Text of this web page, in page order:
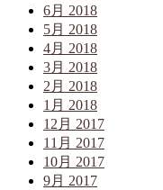
6月 2018
5月 2018
4月 2018
3月 2018
2月 2018
1月 2018
12月 2017
11月 2017
10月 2017
9月 2017